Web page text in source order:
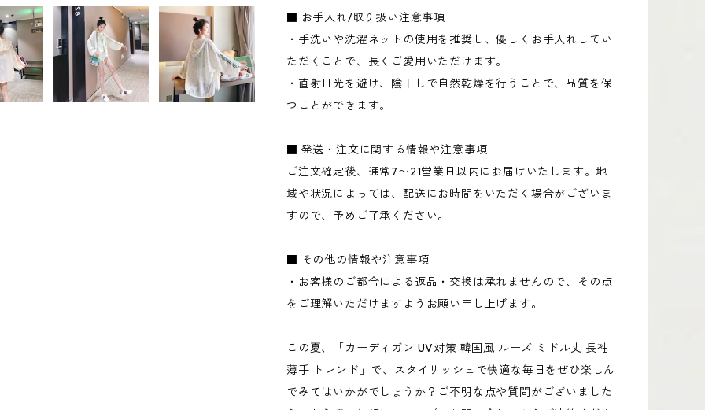
■ お手入れ/取り扱い注意事項
・手洗いや洗濯ネットの使用を推奨し、優しくお手入れしてい
ただくことで、長くご愛用いただけます。
・直射日光を避け、陰干しで自然乾燥を行うことで、品質を保
つことができます。
■ 発送・注文に関する情報や注意事項
ご注文確定後、通常7〜21営業日以内にお届けいたします。地
域や状況によっては、配送にお時間をいただく場合がございま
すので、予めご了承ください。
■ その他の情報や注意事項
・お客様のご都合による返品・交換は承れませんので、その点
をご理解いただけますようお願い申し上げます。
この夏、「カーディガン UV対策 韓国風 ルーズ ミドル丈 長袖
薄手 トレンド」で、スタイリッシュで快適な毎日をぜひ楽しん
でみてはいかがでしょうか？ご不明な点や質問がございました